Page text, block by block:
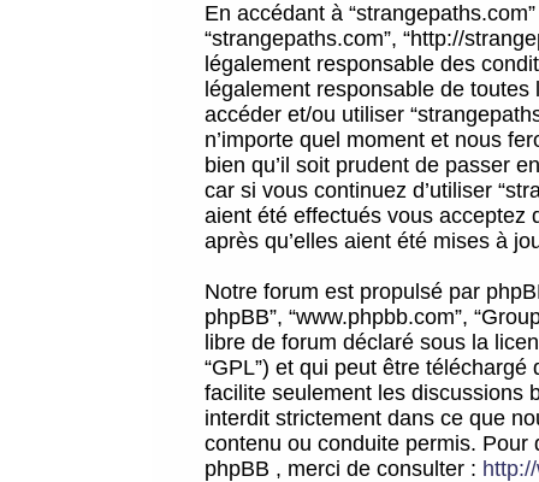
En accédant à
“strangepaths.com”, “http://
légalement responsable des
légalement responsable de
accéder et/ou utiliser
n’importe quel moment et nous
bien qu’il soit prudent de passer
car si vous continuez d’utiliser
aient été effectués vous acceptez
après qu’elles aient été mises à
Notre forum est propulsé par
phpBB”, “www.phpbb.com”,
libre de forum déclaré sous la
“GPL”) et qui peut être téléchargé
facilite seulement les discussions
interdit strictement dans ce que
contenu ou conduite permis.
phpBB , merci de consulter :